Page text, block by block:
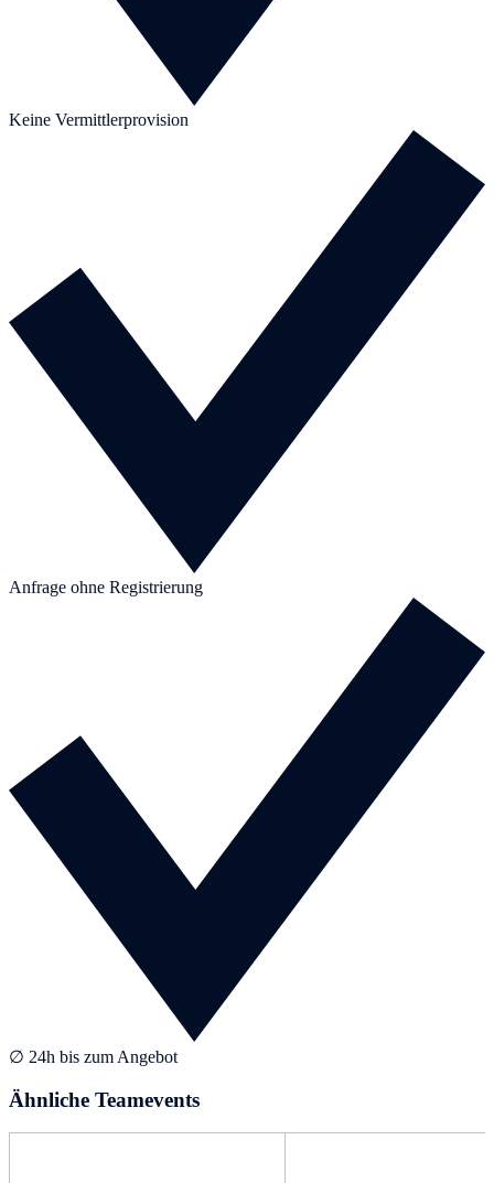
Keine Vermittlerprovision
Anfrage ohne Registrierung
∅ 24h bis zum Angebot
Ähnliche Teamevents